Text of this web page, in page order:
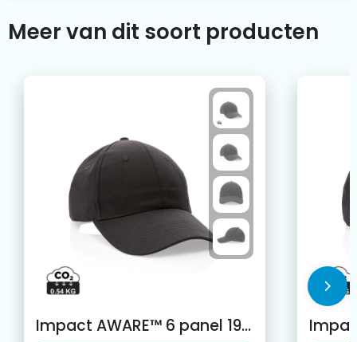
Meer van dit soort producten
Impact AWARE™ 6 panel 190gr gerecycled katoenen cap